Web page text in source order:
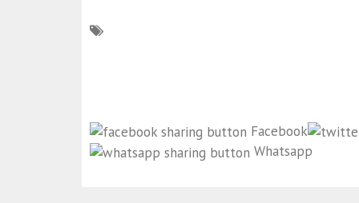
Facebook
Whatsapp